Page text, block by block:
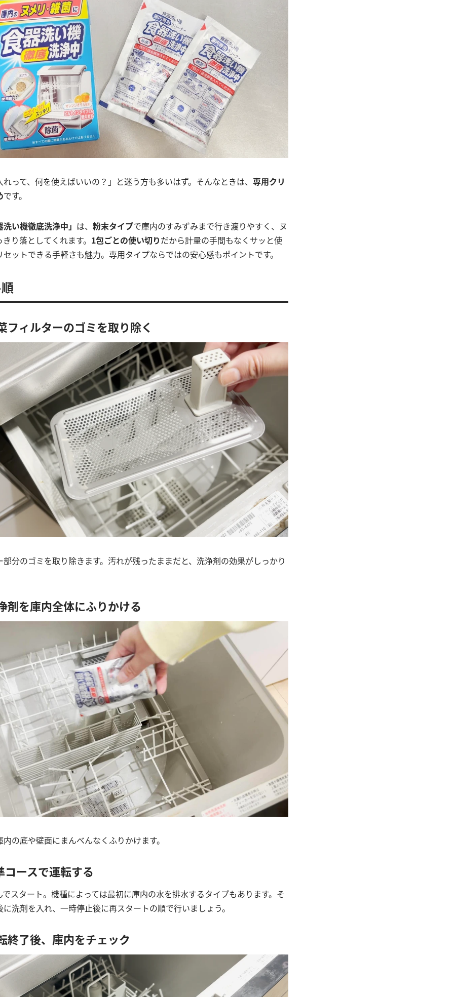
って、何を使えばいいの？」と迷う方も多いはず。そんなときは、 専用クリ
です。
い機徹底洗浄中」 は、 粉末タイプで庫内のすみずみまで行き渡りやすく、ヌ
り落としてくれます。 1包ごとの使い切りだから計量の手間もなくサッと使
ットできる手軽さも魅力。専用タイプならではの安心感もポイントです。
ィルターのゴミを取り除く
分のゴミを取り除きます。汚れが残ったままだと、洗浄剤の効果がしっかり
剤を庫内全体にふりかける
の底や壁面にまんべんなくふりかけます。
ースで運転する
スタート。機種によっては最初に庫内の水を排水するタイプもあります。そ
洗剤を入れ、一時停止後に再スタートの順で行いましょう。
終了後、庫内をチェック